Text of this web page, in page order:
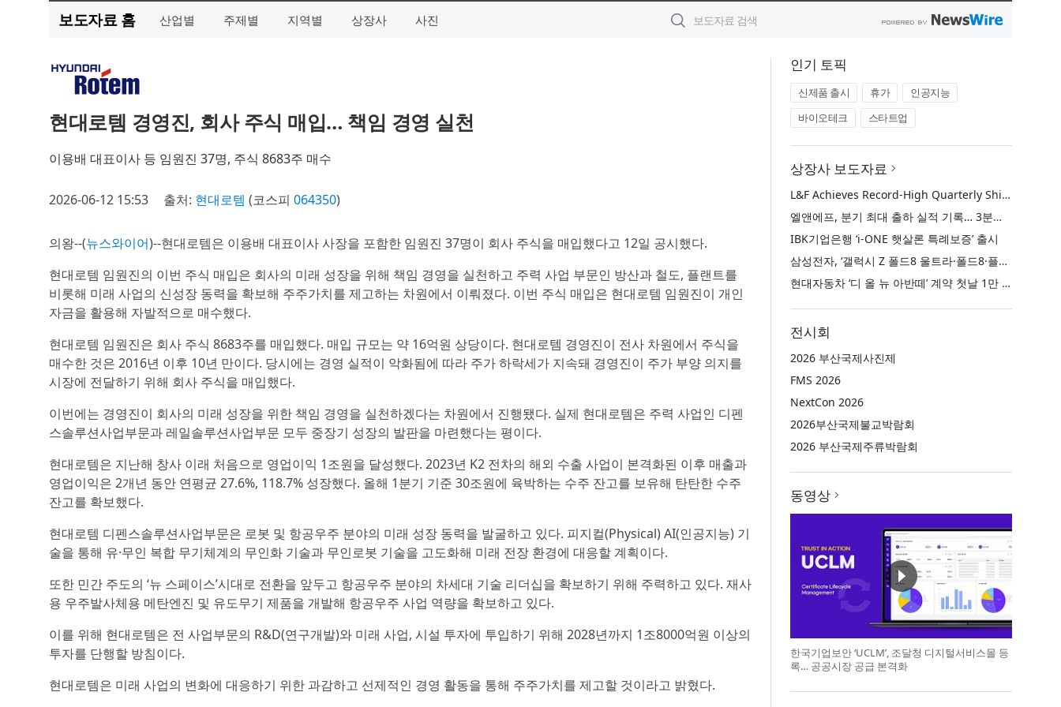
보도자료 홈 산업별 주제별 지역별 상장사 사진
현대로템 경영진, 회사 주식 매입… 책임 경영 실천
이용배 대표이사 등 임원진 37명, 주식 8683주 매수
2026-06-12 15:53 출처: 현대로템 (코스피 064350)
의왕--(뉴스와이어)--현대로템은 이용배 대표이사 사장을 포함한 임원진 37명이 회사 주식을 매입했다고 12일 공시했다.
현대로템 임원진의 이번 주식 매입은 회사의 미래 성장을 위해 책임 경영을 실천하고 주력 사업 부문인 방산과 철도, 플랜트를
비롯해 미래 사업의 신성장 동력을 확보해 주주가치를 제고하는 차원에서 이뤄졌다. 이번 주식 매입은 현대로템 임원진이 개인
자금을 활용해 자발적으로 매수했다.
현대로템 임원진은 회사 주식 8683주를 매입했다. 매입 규모는 약 16억원 상당이다. 현대로템 경영진이 전사 차원에서 주식을
매수한 것은 2016년 이후 10년 만이다. 당시에는 경영 실적이 악화됨에 따라 주가 하락세가 지속돼 경영진이 주가 부양 의지를
시장에 전달하기 위해 회사 주식을 매입했다.
이번에는 경영진이 회사의 미래 성장을 위한 책임 경영을 실천하겠다는 차원에서 진행됐다. 실제 현대로템은 주력 사업인 디펜
스솔루션사업부문과 레일솔루션사업부문 모두 중장기 성장의 발판을 마련했다는 평이다.
현대로템은 지난해 창사 이래 처음으로 영업이익 1조원을 달성했다. 2023년 K2 전차의 해외 수출 사업이 본격화된 이후 매출과
영업이익은 2개년 동안 연평균 27.6%, 118.7% 성장했다. 올해 1분기 기준 30조원에 육박하는 수주 잔고를 보유해 탄탄한 수주
잔고를 확보했다.
현대로템 디펜스솔루션사업부문은 로봇 및 항공우주 분야의 미래 성장 동력을 발굴하고 있다. 피지컬(Physical) AI(인공지능) 기
술을 통해 유·무인 복합 무기체계의 무인화 기술과 무인로봇 기술을 고도화해 미래 전장 환경에 대응할 계획이다.
또한 민간 주도의 ‘뉴 스페이스’시대로 전환을 앞두고 항공우주 분야의 차세대 기술 리더십을 확보하기 위해 주력하고 있다. 재사
용 우주발사체용 메탄엔진 및 유도무기 제품을 개발해 항공우주 사업 역량을 확보하고 있다.
이를 위해 현대로템은 전 사업부문의 R&D(연구개발)와 미래 사업, 시설 투자에 투입하기 위해 2028년까지 1조8000억원 이상의
투자를 단행할 방침이다.
현대로템은 미래 사업의 변화에 대응하기 위한 과감하고 선제적인 경영 활동을 통해 주주가치를 제고할 것이라고 밝혔다.
인기 토픽
신제품 출시 휴가
인공지능
바이오테크
스타트업
상장사 보도자료
L&F Achieves Record-High Quarterly Shipments, Begins LFP Supply for North American ESS in Q3 Advancing its Two-Track NCM and LFP Growth Strategy
엘앤에프, 분기 최대 출하 실적 기록… 3분기 북미 ESS향 LFP 공급 착수 NCM+LFP ‘2-Track’ 성장 전략 실현
IBK기업은행 ‘i-ONE 햇살론 특례보증’ 출시
삼성전자, ‘갤럭시 Z 폴드8 울트라·폴드8·플립8’과 ‘갤럭시 워치 울트라2·워치9’ 국내 공식 출시
현대자동차 ‘디 올 뉴 아반떼’ 계약 첫날 1만 대 돌파
전시회
2026 부산국제사진제
FMS 2026
NextCon 2026
2026부산국제불교박람회
2026 부산국제주류박람회
동영상
한국기업보안 ‘UCLM’, 조달청 디지털서비스몰 등
록… 공공시장 공급 본격화